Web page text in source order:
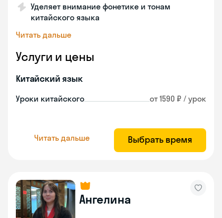
Уделяет внимание фонетике и тонам
китайского языка
Читать дальше
Услуги и цены
Китайский язык
Уроки китайского от 1590 ₽ / урок
Читать дальше Выбрать время
Ангелина